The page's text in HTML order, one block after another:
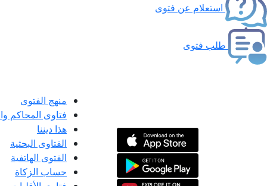
استعلام عن فتوى
طلب فتوى
منهج الفتوى
فتاوى المحاكم
هذا ديننا
الفتاوى البحثية
الفتوى الهاتفية
حساب الزكاة